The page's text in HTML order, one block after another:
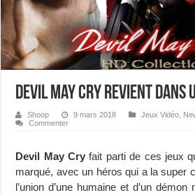
Devil May Cry revient dans
Shoop 9 mars 2018 Jeux Vidéo
Commenter
Devil May Cry fait parti de ces jeux
marqué, avec un héros qui a la super
l’union d’une humaine et d’un